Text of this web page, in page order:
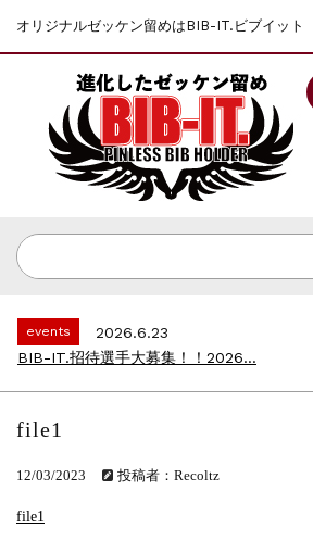
オリジナルゼッケン留めはBIB-IT.ビブイット
第46回 丹波篠山ABCマラソン...
events
2026.7.8
events
2026.6.23
BIB-IT.招待選手大募集！！2026...
events
第46回 丹波篠山ABCマラソン...
file1
12/03/2023 投稿者：Recoltz
file1